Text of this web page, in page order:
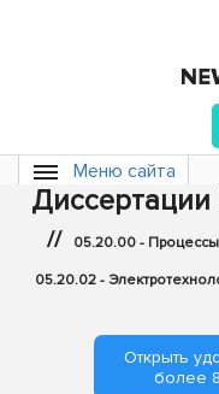
Меню сайта
Диссертации
// 05.20.00 -
05.20.02 -
Открыть
более